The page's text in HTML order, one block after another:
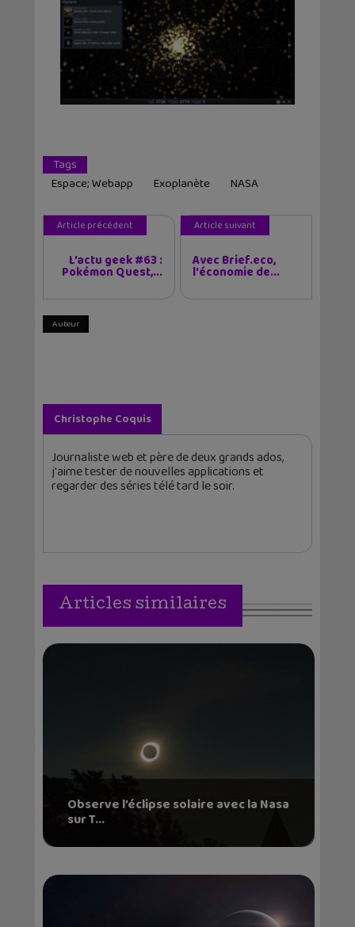
Tags
Espace; Webapp
Exoplanète NASA
Article précédent
L’actu geek #63 :
Pokémon Quest,...
Article suivant
Avec Brief.eco,
l'économie de...
Auteur
Christophe Coquis
Journaliste web et père de deux grands ados,
j'aime tester de nouvelles applications et
regarder des séries télé tard le soir.
Articles similaires
Observe l’éclipse solaire avec la Nasa
sur T...